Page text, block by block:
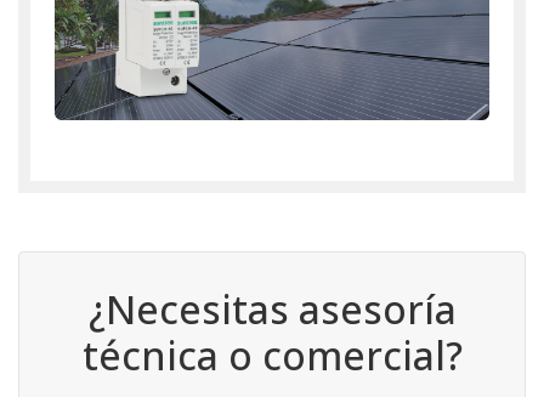
¿Necesitas asesoría
técnica o comercial?